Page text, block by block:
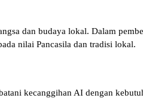
dan budaya lokal. Dalam
nilai Pancasila dan tradisi lokal.
kecanggihan AI dengan